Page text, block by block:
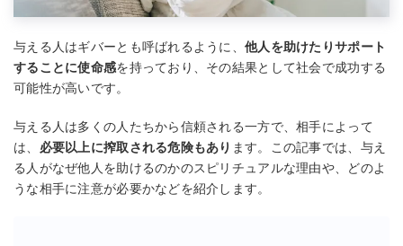
与える人はギバーとも呼ばれるように、他人を助けたりサポート
することに使命感を持っており、その結果として社会で成功する
可能性が高いです。
与える人は多くの人たちから信頼される一方で、相手によって
は、 必要以上に搾取される危険もあり ます。この記事では、与え
る人がなぜ他人を助けるのかのスピリチュアルな理由や、どのよ
うな相手に注意が必要かなどを紹介します。